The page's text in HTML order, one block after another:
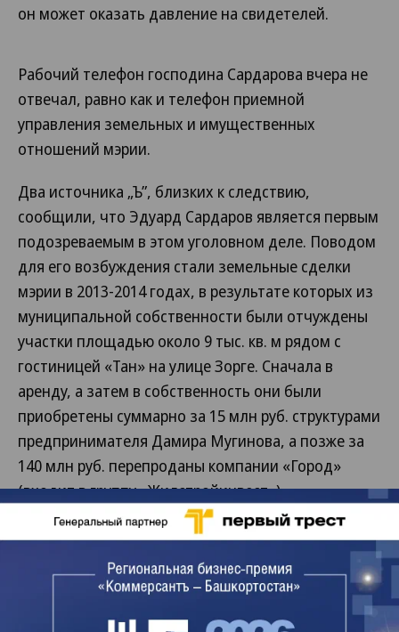
он может оказать давление на свидетелей.
Рабочий телефон господина Сардарова вчера не
отвечал, равно как и телефон приемной
управления земельных и имущественных
отношений мэрии.
Два источника „Ъ”, близких к следствию,
сообщили, что Эдуард Сардаров является первым
подозреваемым в этом уголовном деле. Поводом
для его возбуждения стали земельные сделки
мэрии в 2013-2014 годах, в результате которых из
муниципальной собственности были отчуждены
участки площадью около 9 тыс. кв. м рядом с
гостиницей «Тан» на улице Зорге. Сначала в
аренду, а затем в собственность они были
приобретены суммарно за 15 млн руб. структурами
предпринимателя Дамира Мугинова, а позже за
140 млн руб. перепроданы компании «Город»
(входит в группу «Жилстройинвест»).
Эдуард Сардаров подписывал документы,
связанные с этими сделками.
Разницу в сумме покупки и продажи участков
следствие считает потенциальным ущербом,